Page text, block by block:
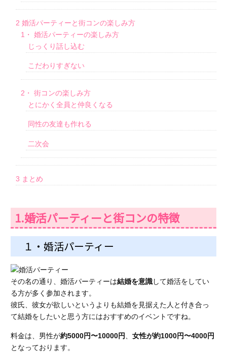
2 婚活パーティーと街コンの楽しみ方
1・
婚活パーティーの楽しみ方
じっくり話し込む
こだわりすぎない
2・
街コンの楽しみ方
とにかく全員と仲良くなる
同性の友達も作れる
二次会
3 まとめ
1.婚活パーティーと街コンの特徴
１・婚活パーティー
その名の通り、婚活パーティーは結婚を意識して婚活をしてい
る方が多く参加されます。
彼氏、彼女が欲しいというよりも結婚を見据えた人と付き合っ
て結婚をしたいと思う方にはおすすめのイベントですね。
料金は、男性が約5000円〜10000円 、女性が約1000円〜4000円
となっております。